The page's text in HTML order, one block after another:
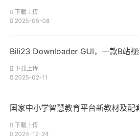
下载上传
2025-05-08
Bili23 Downloader GUI，一款B站
下载上传
2025-02-11
国家中小学智慧教育平台新教材及配
下载上传
2024-12-24